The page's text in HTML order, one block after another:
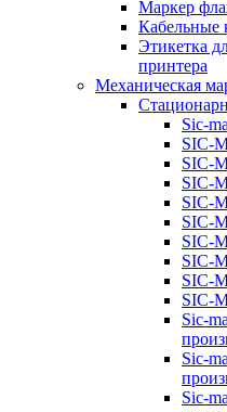
Маркер
Кабельные
Этикетка
принтера
Механическая
Sic-
SIC-
SIC-
SIC-
SIC-
SIC-
SIC-
SIC-
SIC-
SIC-
Sic-
Sic-
Sic-